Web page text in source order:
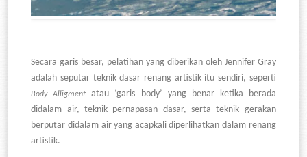
Secara garis besar, pelatihan yang diberikan oleh Jennifer Gray
adalah seputar teknik dasar renang artistik itu sendiri, seperti
Body Alligment
atau ‘garis body’ yang benar ketika berada
didalam air, teknik pernapasan dasar, serta teknik gerakan
berputar didalam air yang acapkali diperlihatkan dalam renang
artistik.